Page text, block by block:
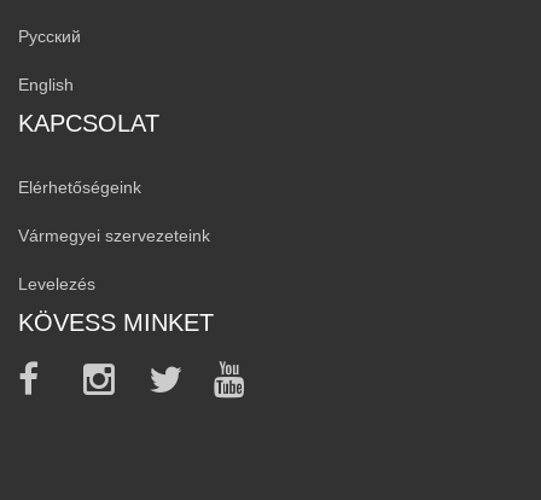
Русский
English
KAPCSOLAT
Elérhetőségeink
Vármegyei szervezeteink
Levelezés
KÖVESS MINKET